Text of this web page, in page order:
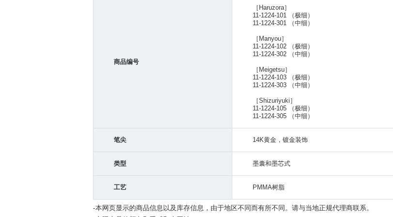
商品编号
［Haruzora］
11-1224-101 （极细）
11-1224-301 （中细）
［Manyou］
11-1224-102 （极细）
11-1224-302 （中细）
［Meigetsu］
11-1224-103 （极细）
11-1224-303 （中细）
［Shizuriyuki］
11-1224-105 （极细）
11-1224-305 （中细）
笔尖 14K黄金，镀金装饰
类型 墨囊和墨芯式
工艺 PMMA树脂
-本网页显示的商品信息以及库存信息，由于地区不同而有所不同。请与当地正规代理商联系。